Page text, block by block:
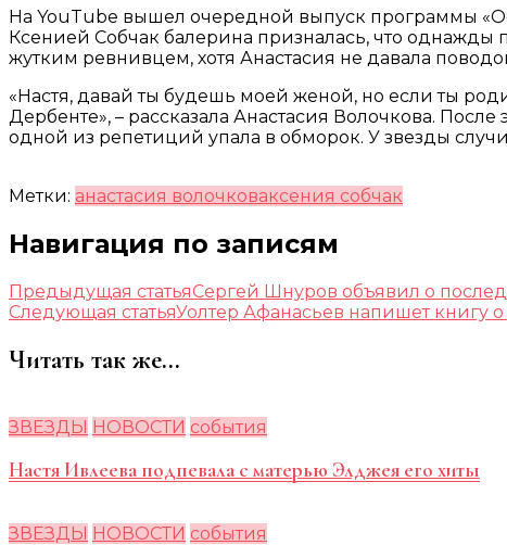
На YouTube вышел очередной выпуск программы
Ксенией Собчак балерина призналась, что
жутким ревнивцем, хотя Анастасия не давала
«Настя, давай ты будешь моей женой, но если ты
Дербенте», – рассказала Анастасия Волочкова.
одной из репетиций упала в обморок. У звезды
Метки: анастасия волочковаксения собчак
Навигация по записям
Предыдущая статьяСергей Шнуров объявил о
Следующая статьяУолтер Афанасьев напишет книгу
Читать так же...
ЗВЕЗДЫ НОВОСТИ события
Настя Ивлеева подпевала с матерью Элджея его хиты
ЗВЕЗДЫ НОВОСТИ события